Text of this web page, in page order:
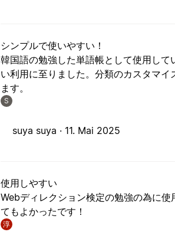
シンプルで使いやすい！
韓国語の勉強した単語帳として使用し
い利用に至りました。分類のカスタマ
ます。
S
suya suya · 11. Mai 2025
使用しやすい
Webディレクション検定の勉強の為に
てもよかったです！
淳